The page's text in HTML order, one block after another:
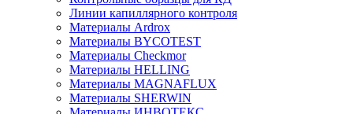
Линии капиллярного контроля
Материалы Ardrox
Материалы BYCOTEST
Материалы Checkmor
Материалы HELLING
Материалы MAGNAFLUX
Материалы SHERWIN